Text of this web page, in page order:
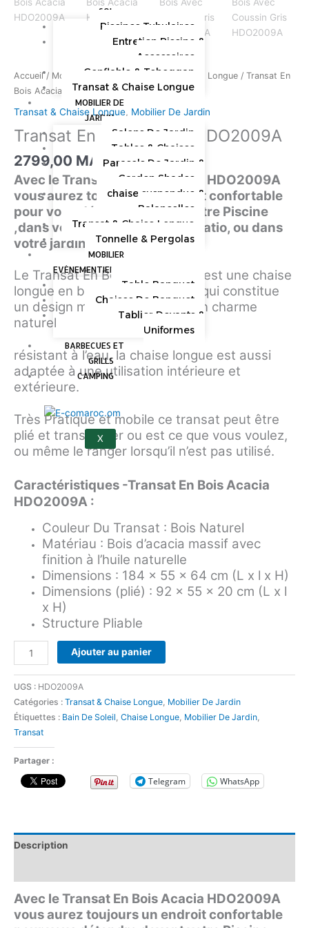
SOL
Piscines Tubulaires
Entretien Piscine &
Accessoires
Gonflable & Toboggan
Transat & Chaise Longue
MOBILIER DE
JARDIN
Salons De Jardin
Tables & Chaises
Parasols De Jardin &
Garden Shades
chaise suspendue &
Balancelles
Transat & Chaise Longue
Tonnelle & Pergolas
MOBILIER
EVÉNEMENTIEL
Table Banquet
Chaises De Banquet
Tablier Devants &
Uniformes
BARBECUES ET
GRILLS
CAMPING
X
Accueil/ Mobilier De Jardin Transat & Chaise Longue / Transat En
Bois Acacia HDO2009A
Transat & Chaise Longue, Mobilier De Jardin
Transat En Bois Acacia HDO2009A
2799,00 MAD HT
Avec le Transat En Bois Acacia HDO2009A
vous aurez toujours un endroit confortable
pour vous détendre devant votre Piscine
,dans votre terrasse, Balcon, Patio, ou dans
votre jardin.
Le Transat En Bois HDO2009A est une chaise
longue en bois d’acacia massif qui constitue
un design moderne, solide et un charme
naturel
résistant à l’eau, la chaise longue est aussi
adaptée à une utilisation intérieure et
extérieure.
Très Pratique et mobile ce transat peut être
plié et transporter ou est ce que vous voulez,
ou même le ranger lorsqu’il n’est pas utilisé.
Caractéristiques -Transat En Bois Acacia
HDO2009A :
Couleur Du Transat : Bois Naturel
Matériau : Bois d’acacia massif avec
finition à l’huile naturelle
Dimensions : 184 x 55 x 64 cm (L x l x H)
Dimensions (plié) : 92 x 55 x 20 cm (L x l
x H)
Structure Pliable
Ajouter au panier
UGS : HDO2009A
Catégories : Transat & Chaise Longue, Mobilier De Jardin
Étiquettes : Bain De Soleil, Chaise Longue, Mobilier De Jardin,
Transat
Partager :
Telegram WhatsApp
Description
Avec le Transat En Bois Acacia HDO2009A
vous aurez toujours un endroit confortable